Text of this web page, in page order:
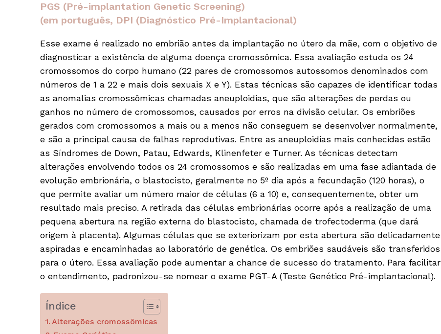
PGS (Pré-implantation Genetic Screening)
(em português, DPI (Diagnóstico Pré-Implantacional)
Esse exame é realizado no embrião antes da implantação no útero da mãe, com o objetivo de
diagnosticar a existência de alguma doença cromossômica. Essa avaliação estuda os 24
cromossomos do corpo humano (22 pares de cromossomos autossomos denominados com
números de 1 a 22 e mais dois sexuais X e Y). Estas técnicas são capazes de identificar todas
as anomalias cromossômicas chamadas aneuploidias, que são alterações de perdas ou
ganhos no número de cromossomos, causados por erros na divisão celular. Os embriões
gerados com cromossomos a mais ou a menos não conseguem se desenvolver normalmente,
e são a principal causa de falhas reprodutivas. Entre as aneuploidias mais conhecidas estão
as Síndromes de Down, Patau, Edwards, Klinenfeter e Turner. As técnicas detectam
alterações envolvendo todos os 24 cromossomos e são realizadas em uma fase adiantada de
evolução embrionária, o blastocisto, geralmente no 5º dia após a fecundação (120 horas), o
que permite avaliar um número maior de células (6 a 10) e, consequentemente, obter um
resultado mais preciso. A retirada das células embrionárias ocorre após a realização de uma
pequena abertura na região externa do blastocisto, chamada de trofectoderma (que dará
origem à placenta). Algumas células que se exteriorizam por esta abertura são delicadamente
aspiradas e encaminhadas ao laboratório de genética. Os embriões saudáveis são transferidos
para o útero. Essa avaliação pode aumentar a chance de sucesso do tratamento. Para facilitar
o entendimento, padronizou-se nomear o exame PGT-A (Teste Genético Pré-implantacional).
Índice
Alterações cromossômicas